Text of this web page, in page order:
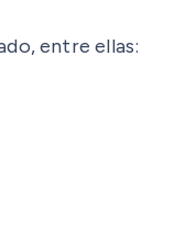
entre ellas: